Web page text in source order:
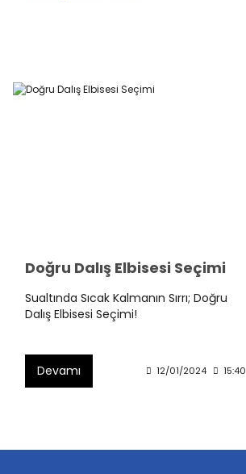
Doğru Dalış Elbisesi Seçimi
Sualtında Sıcak Kalmanın Sırrı; Doğru
Dalış Elbisesi Seçimi!
Devamı 12/01/2024 15:40